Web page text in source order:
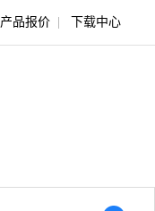
产品报价 下载中心